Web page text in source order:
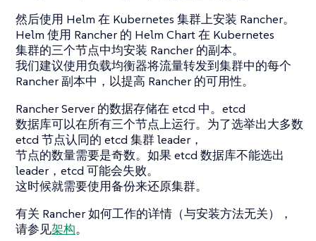
然后使用 Helm 在 Kubernetes 集群上安装 Rancher。
Helm 使用 Rancher 的 Helm Chart 在 Kubernetes
集群的三个节点中均安装 Rancher 的副本。
我们建议使用负载均衡器将流量转发到集群中的每个
Rancher 副本中，以提高 Rancher 的可用性。
Rancher Server 的数据存储在 etcd 中。etcd
数据库可以在所有三个节点上运行。为了选举出大多数
etcd 节点认同的 etcd 集群 leader，
节点的数量需要是奇数。如果 etcd 数据库不能选出
leader，etcd 可能会失败。
这时候就需要使用备份来还原集群。
有关 Rancher 如何工作的详情（与安装方法无关），
请参见架构。